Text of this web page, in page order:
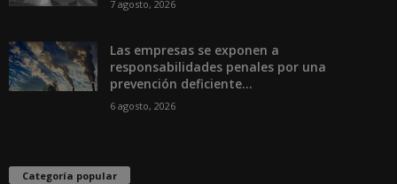
7 agosto, 2026
Las empresas se exponen a
responsabilidades penales por una
prevención deficiente...
6 agosto, 2026
Categoría popular